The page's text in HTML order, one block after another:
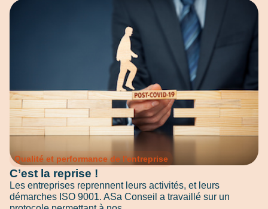
Qualité et performance de l'entreprise
C’est la reprise !
Les entreprises reprennent leurs activités, et leurs
démarches ISO 9001. ASa Conseil a travaillé sur un